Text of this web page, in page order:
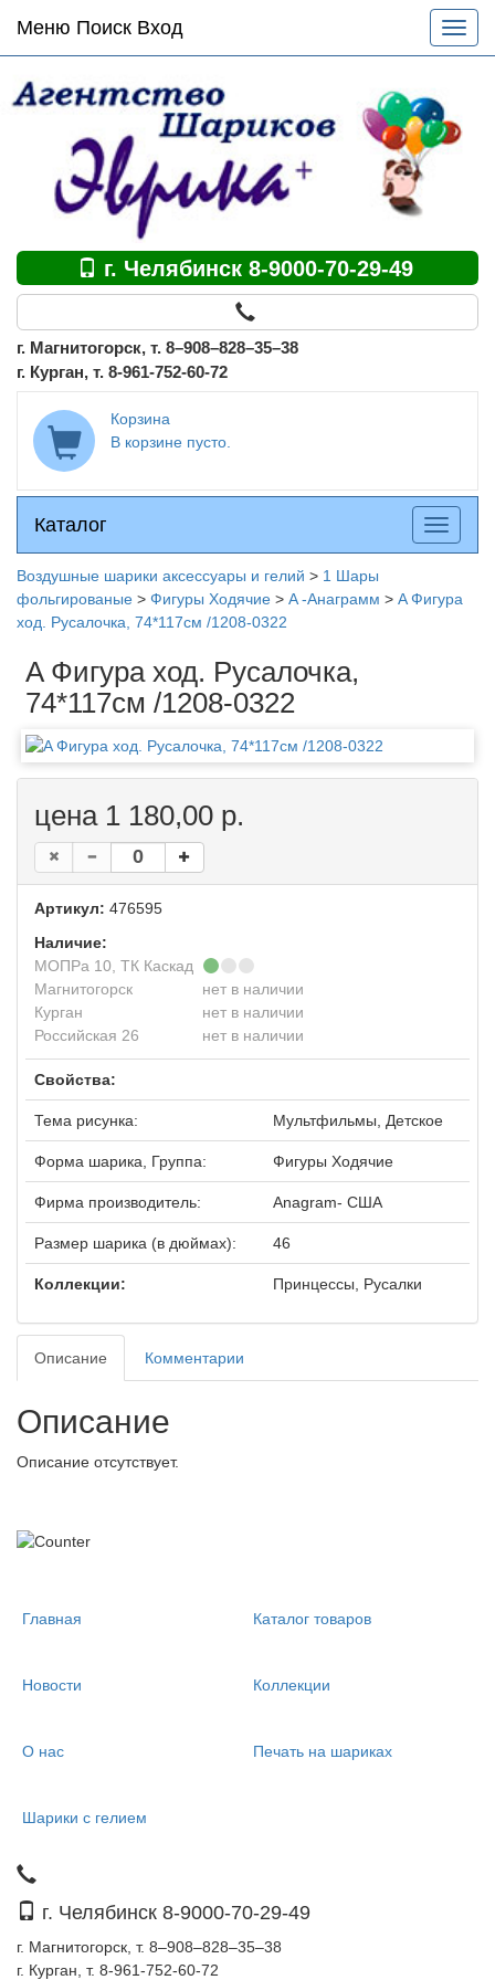
Основное
меню
по
Меню Поиск Вход
меню
г. Челябинск 8-9000-70-29-49
г. Магнитогорск, т. 8–908–828–35–38
г. Курган, т. 8-961-752-60-72
Корзина
В корзине пусто.
Каталог
Каталог
меню
Воздушные шарики аксессуары и гелий > 1 Шары
фольгированые > Фигуры Ходячие > A -Анаграмм > A Фигура
ход. Русалочка, 74*117см /1208-0322
A Фигура ход. Русалочка,
74*117см /1208-0322
цена 1 180,00 р.
Артикул: 476595
Наличие:
МОПРа 10, ТК Каскад
Магнитогорск
нет в наличии
Курган
нет в наличии
Российская 26
нет в наличии
Свойства:
Тема рисунка: Мультфильмы, Детское
Форма шарика, Группа: Фигуры Ходячие
Фирма производитель: Anagram- США
Размер шарика (в дюймах): 46
Коллекции: Принцессы, Русалки
Описание Комментарии
Описание
Описание отсутствует.
Главная Каталог товаров
Новости Коллекции
О нас Печать на шариках
Шарики с гелием
г. Челябинск 8-9000-70-29-49
г. Магнитогорск, т. 8–908–828–35–38
г. Курган, т. 8-961-752-60-72